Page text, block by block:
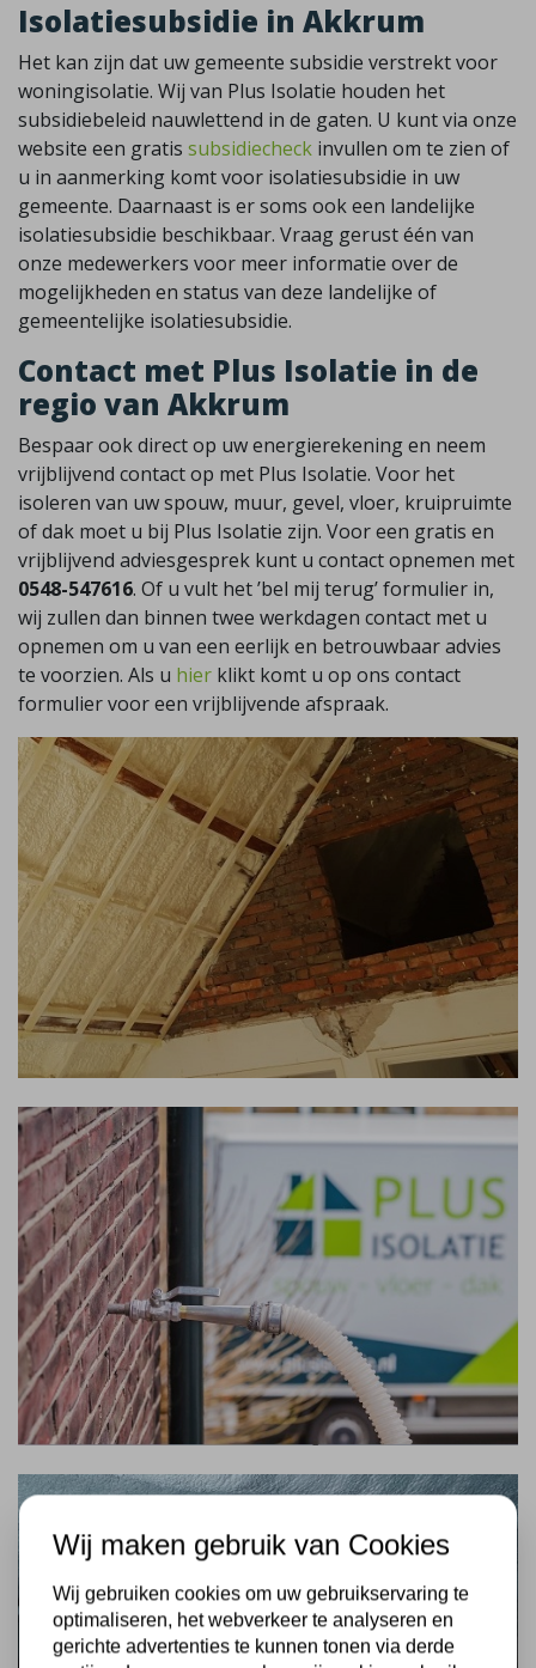
Isolatiesubsidie in Akkrum
Het kan zijn dat uw gemeente subsidie verstrekt voor
woningisolatie. Wij van Plus Isolatie houden het
subsidiebeleid nauwlettend in de gaten. U kunt via onze
website een gratis subsidiecheck invullen om te zien of
u in aanmerking komt voor isolatiesubsidie in uw
gemeente. Daarnaast is er soms ook een landelijke
isolatiesubsidie beschikbaar. Vraag gerust één van
onze medewerkers voor meer informatie over de
mogelijkheden en status van deze landelijke of
gemeentelijke isolatiesubsidie.
Contact met Plus Isolatie in de
regio van Akkrum
Bespaar ook direct op uw energierekening en neem
vrijblijvend contact op met Plus Isolatie. Voor het
isoleren van uw spouw, muur, gevel, vloer, kruipruimte
of dak moet u bij Plus Isolatie zijn. Voor een gratis en
vrijblijvend adviesgesprek kunt u contact opnemen met
0548-547616. Of u vult het ’bel mij terug’ formulier in,
wij zullen dan binnen twee werkdagen contact met u
opnemen om u van een eerlijk en betrouwbaar advies
te voorzien. Als u hier klikt komt u op ons contact
formulier voor een vrijblijvende afspraak.
Wij maken gebruik van Cookies
Wij gebruiken cookies om uw gebruikservaring te
optimaliseren, het webverkeer te analyseren en
gerichte advertenties te kunnen tonen via derde